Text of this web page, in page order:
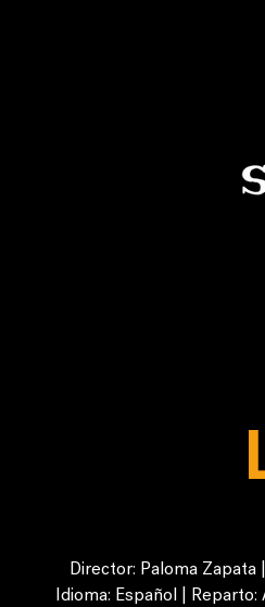
Director: Paloma Zapata
Idioma: Español |